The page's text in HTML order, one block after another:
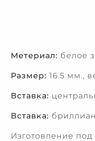
Метериал: белое
Размер: 16.5 мм.,
Вставка:
Вставка:
Изготовление